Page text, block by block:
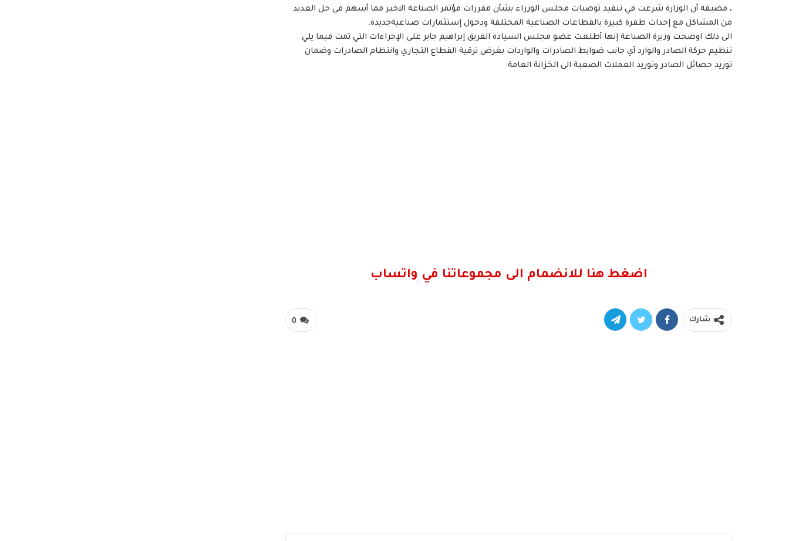
، مضيفة أن الوزارة شرعت في تنفيذ توصيات مجلس الوزراء بشأن مقررات مؤتمر الصناعة الاخير مما أسهم في حل العديد
من المشاكل مع إحداث طفرة كبيرة بالقطاعات الصناعية المختلفة ودخول إستثمارات صناعيةجديدة.
الى ذلك اوضحت وزيرة الصناعة إنها أطلعت عضو مجلس السيادة الفريق إبراهيم جابر على الإجراءات التي تمت فيما يلي
تنظيم حركة الصادر والوارد أي جانب ضوابط الصادرات والواردات بغرض ترقية القطاع التجاري وانتظام الصادرات وضمان
توريد حصائل الصادر وتوريد العملات الصعبة الى الخزانة العامة.
اضغط هنا للانضمام الى مجموعاتنا في واتساب
0 شارك